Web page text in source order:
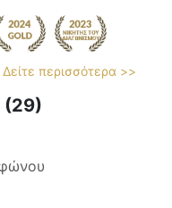
Δείτε περισσότερα >>
(29)